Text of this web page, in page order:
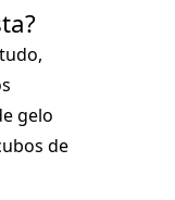
gelo
de